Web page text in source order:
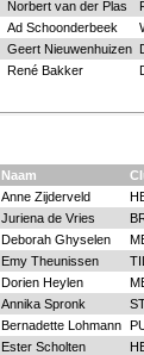
Norbert van der Plas
Ad Schoonderbeek
Geert Nieuwenhuizen
René Bakker
Naam
Anne Zijderveld
Juriena de Vries
Deborah Ghyselen
Emy Theunissen
Dorien Heylen
Annika Spronk
Bernadette Lohmann
Ester Scholten